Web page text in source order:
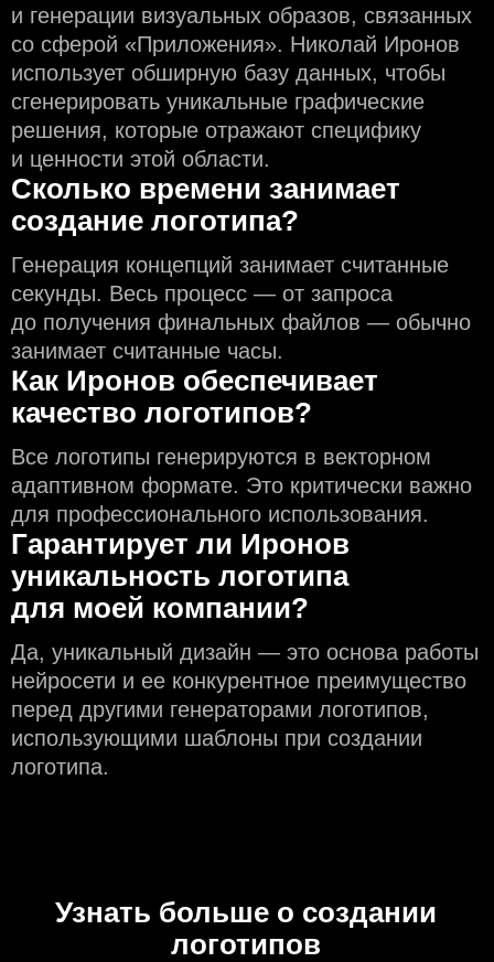
и генерации визуальных образов, связанных
со сферой «Приложения». Николай Иронов
использует обширную базу данных, чтобы
сгенерировать уникальные графические
решения, которые отражают специфику
и ценности этой области.
Сколько времени занимает
создание логотипа?
Генерация концепций занимает считанные
секунды. Весь процесс — от запроса
до получения финальных файлов — обычно
занимает считанные часы.
Как Иронов обеспечивает
качество логотипов?
Все логотипы генерируются в векторном
адаптивном формате. Это критически важно
для профессионального использования.
Гарантирует ли Иронов
уникальность логотипа
для моей компании?
Да, уникальный дизайн — это основа работы
нейросети и еe конкурентное преимущество
перед другими генераторами логотипов,
использующими шаблоны при создании
логотипа.
Узнать больше о создании
логотипов